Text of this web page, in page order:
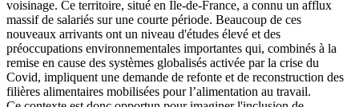
voisinage. Ce territoire, situé en Ile-de-France, a connu un afflux
massif de salariés sur une courte période. Beaucoup de ces
nouveaux arrivants ont un niveau d'études élevé et des
préoccupations environnementales importantes qui, combinés à la
remise en cause des systèmes globalisés activée par la crise du
Covid, impliquent une demande de refonte et de reconstruction des
filières alimentaires mobilisées pour l’alimentation au travail.